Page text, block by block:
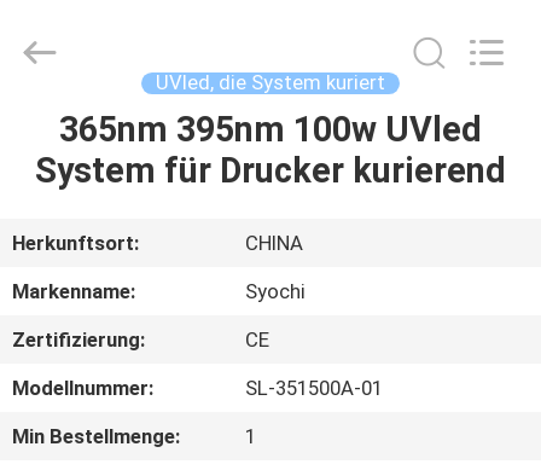
HAUS
ÜBER
UNS
FABRIK-
AUSFLUG
Electronics
UVled, die System kuriert
365nm 395nm 100w UVled
System für Drucker kurierend
Herkunftsort:
CHINA
Markenname:
Syochi
Zertifizierung:
CE
Modellnummer:
SL-351500A-01
Min Bestellmenge:
1